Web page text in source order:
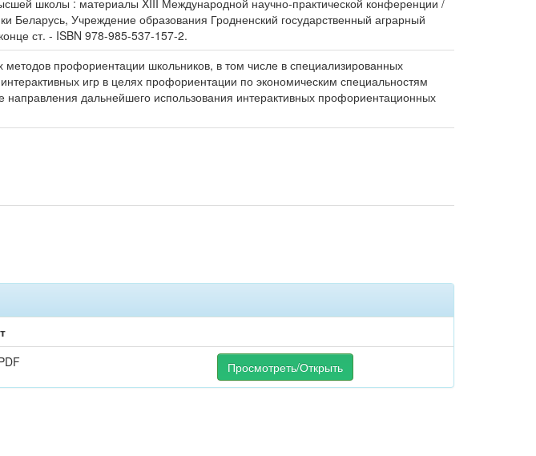
школы : материалы XIII Международной научно-практической конференции /
Беларусь, Учреждение образования Гродненский государственный аграрный
ст. - ISBN 978-985-537-157-2.
профориентации школьников, в том числе в специализированных
игр в целях профориентации по экономическим специальностям
дальнейшего использования интерактивных профориентационных
Просмотреть/Открыть